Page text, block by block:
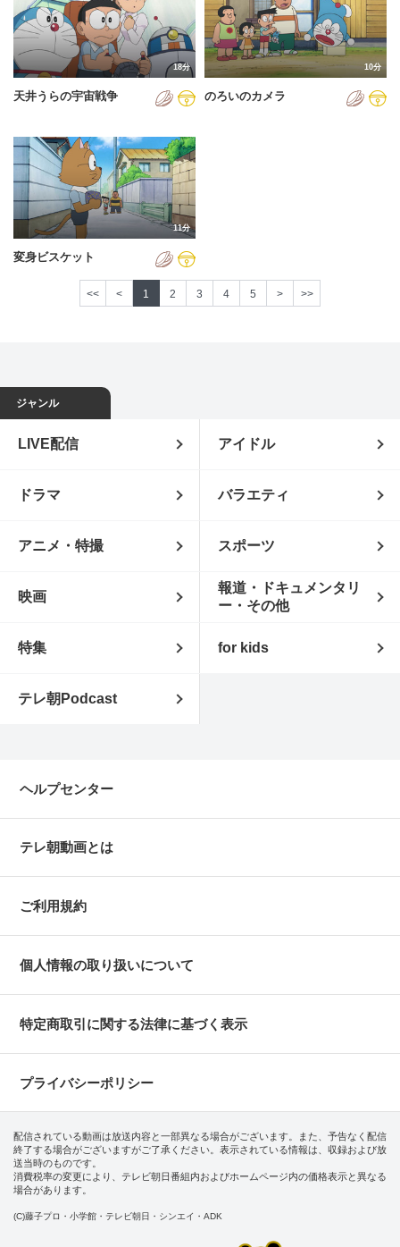
18分
天井うらの宇宙戦争
10分
のろいのカメラ
11分
変身ビスケット
<< < 1 2 3 4 5 > >>
ジャンル
LIVE配信 アイドル
ドラマ バラエティ
アニメ・特撮 スポーツ
映画
報道・ドキュメンタリ
ー・その他
特集 for kids
テレ朝Podcast
ヘルプセンター
テレ朝動画とは
ご利用規約
個人情報の取り扱いについて
特定商取引に関する法律に基づく表示
プライバシーポリシー
配信されている動画は放送内容と一部異なる場合がございます。また、予告なく配信
終了する場合がございますがご了承ください。表示されている情報は、収録および放
送当時のものです。
消費税率の変更により、テレビ朝日番組内およびホームページ内の価格表示と異なる
場合があります。
(C)藤子プロ・小学館・テレビ朝日・シンエイ・ADK